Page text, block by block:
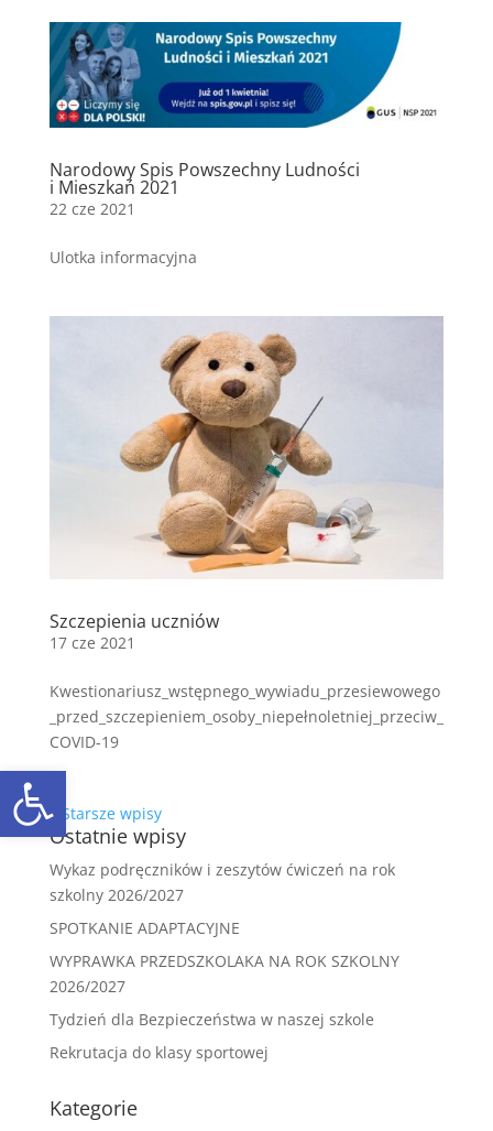
Open toolbar
Narodowy Spis Powszechny Ludności
i Mieszkań 2021
22 cze 2021
Ulotka informacyjna
Szczepienia uczniów
17 cze 2021
Kwestionariusz_wstępnego_wywiadu_przesiewowego
_przed_szczepieniem_osoby_niepełnoletniej_przeciw_
COVID-19
« Starsze wpisy
Ostatnie wpisy
Wykaz podręczników i zeszytów ćwiczeń na rok
szkolny 2026/2027
SPOTKANIE ADAPTACYJNE
WYPRAWKA PRZEDSZKOLAKA NA ROK SZKOLNY
2026/2027
Tydzień dla Bezpieczeństwa w naszej szkole
Rekrutacja do klasy sportowej
Kategorie